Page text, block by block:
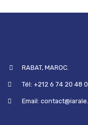
RABAT, MAROC.
Tél: +212 6 74 20 48
Email: